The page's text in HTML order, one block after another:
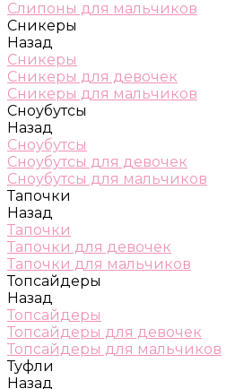
Слипоны для мальчиков
Сникеры
Назад
Сникеры
Сникеры для девочек
Сникеры для мальчиков
Сноубутсы
Назад
Сноубутсы
Сноубутсы для девочек
Сноубутсы для мальчиков
Тапочки
Назад
Тапочки
Тапочки для девочек
Тапочки для мальчиков
Топсайдеры
Назад
Топсайдеры
Топсайдеры для девочек
Топсайдеры для мальчиков
Туфли
Назад